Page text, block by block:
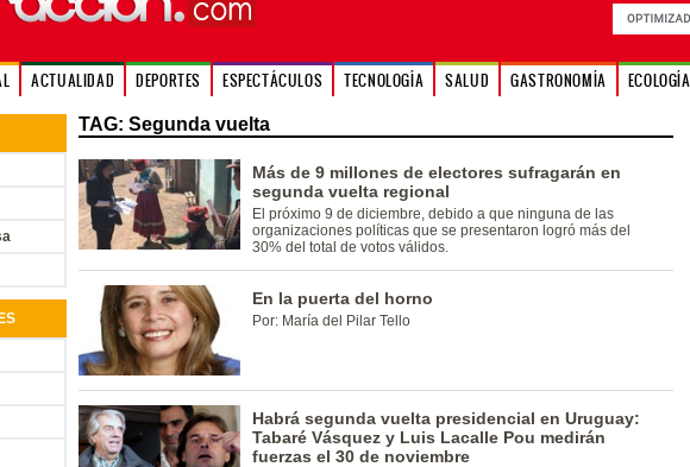
ACTUALIDAD DEPORTES ESPECTÁCULOS TECNOLOGÍA SALUD GASTRONOMÍA ECOLOGÍA
TAG: Segunda vuelta
Más de 9 millones de electores sufragarán en
segunda vuelta regional
El próximo 9 de diciembre, debido a que ninguna de las
organizaciones políticas que se presentaron logró más del
30% del total de votos válidos.
En la puerta del horno
Por: María del Pilar Tello
Habrá segunda vuelta presidencial en Uruguay:
Tabaré Vásquez y Luis Lacalle Pou medirán
fuerzas el 30 de noviembre